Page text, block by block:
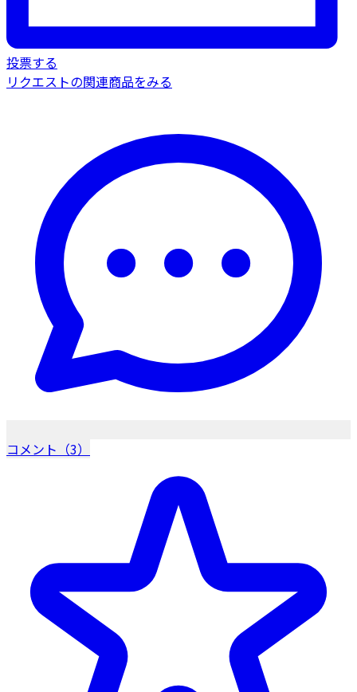
投票する
リクエストの関連商品をみる
コメント（3）